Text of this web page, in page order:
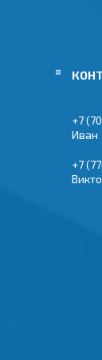
+7
Иван
+7